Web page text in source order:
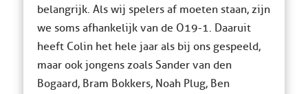
belangrijk. Als wij spelers af moeten staan, zijn
we soms afhankelijk van de O19-1. Daaruit
heeft Colin het hele jaar als bij ons gespeeld,
maar ook jongens zoals Sander van den
Bogaard, Bram Bokkers, Noah Plug, Ben